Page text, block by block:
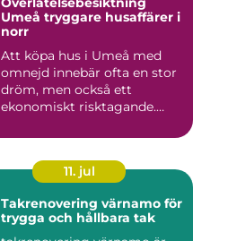
Umeå tryggare husaffärer i
norr
Att köpa hus i Umeå med
omnejd innebär ofta en stor
dröm, men också ett
ekonomiskt risktagande.
11. jul
Takrenovering värnamo för
trygga och hållbara tak